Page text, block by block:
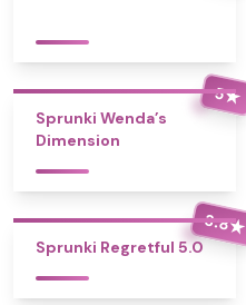
5★
Sprunki Wenda’s
Dimension
3.8★
Sprunki Regretful 5.0